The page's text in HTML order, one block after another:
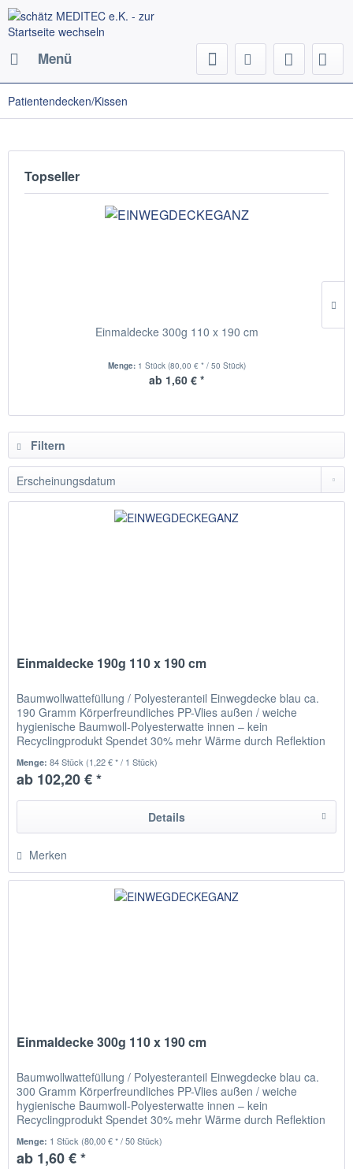
Menü
Patientendecken/Kissen
Topseller
Einmaldecke 300g 110 x 190 cm
Menge: 1 Stück (80,00 € * / 50 Stück)
ab 1,60 € *
Filtern
Einmaldecke 190g 110 x 190 cm
Baumwollwattefüllung / Polyesteranteil Einwegdecke blau ca.
190 Gramm Körperfreundliches PP-Vlies außen / weiche
hygienische Baumwoll-Polyesterwatte innen – kein
Recyclingprodukt Spendet 30% mehr Wärme durch Reflektion
Menge:84 Stück (1,22 € * / 1 Stück)
ab 102,20 € *
Details
Merken
Einmaldecke 300g 110 x 190 cm
Baumwollwattefüllung / Polyesteranteil Einwegdecke blau ca.
300 Gramm Körperfreundliches PP-Vlies außen / weiche
hygienische Baumwoll-Polyesterwatte innen – kein
Recyclingprodukt Spendet 30% mehr Wärme durch Reflektion
Menge: 1 Stück (80,00 € * / 50 Stück)
ab 1,60 € *